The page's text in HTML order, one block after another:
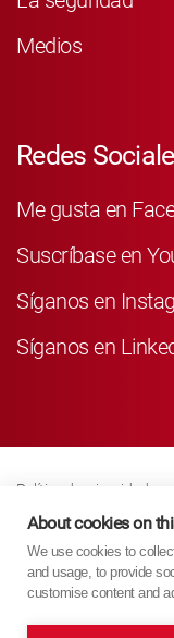
Medios
Redes
Me gusta en
Suscríbase en
Síganos en
Síganos en
Política de privacidad
Business Partner Privacy
Política De Cookies
Modern Slavery Act
About cookies on
We use cookies to
and usage, to provide
customise content and